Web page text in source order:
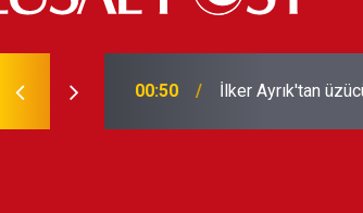
00:39
Liverpool efsanesi
Yarın geliyor